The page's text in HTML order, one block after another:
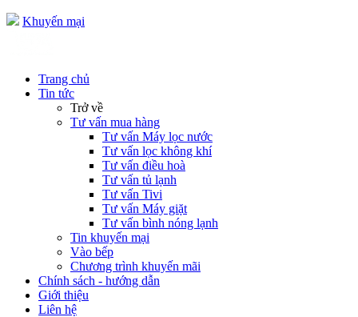
Khuyến mại
Trang chủ
Tin tức
Trở về
Tư vấn mua hàng
Tư vấn Máy lọc nước
Tư vấn lọc không khí
Tư vấn điều hoà
Tư vấn tủ lạnh
Tư vấn Tivi
Tư vấn Máy giặt
Tư vấn bình nóng lạnh
Tin khuyến mại
Vào bếp
Chương trình khuyến mãi
Chính sách - hướng dẫn
Giới thiệu
Liên hệ